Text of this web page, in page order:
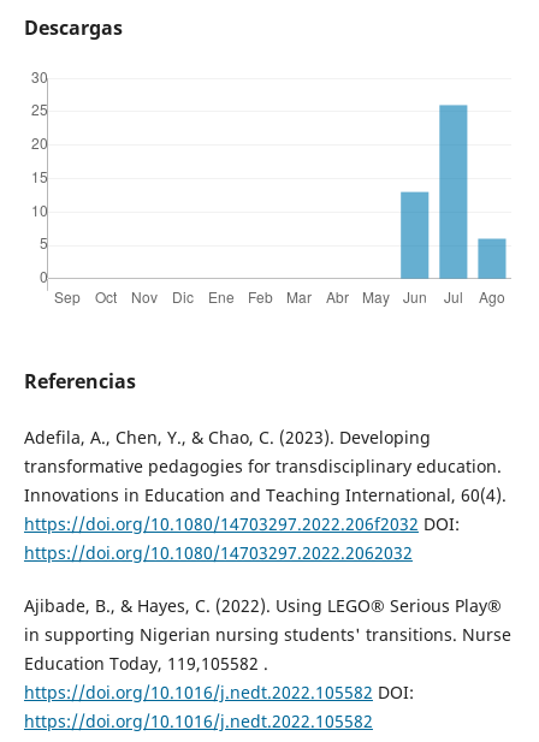
Descargas
Referencias
Adefila, A., Chen, Y., & Chao, C. (2023). Developing
transformative pedagogies for transdisciplinary education.
Innovations in Education and Teaching International, 60(4).
https://doi.org/10.1080/14703297.2022.206f2032 DOI:
https://doi.org/10.1080/14703297.2022.2062032
Ajibade, B., & Hayes, C. (2022). Using LEGO® Serious Play®
in supporting Nigerian nursing students' transitions. Nurse
Education Today, 119,105582 .
https://doi.org/10.1016/j.nedt.2022.105582 DOI:
https://doi.org/10.1016/j.nedt.2022.105582